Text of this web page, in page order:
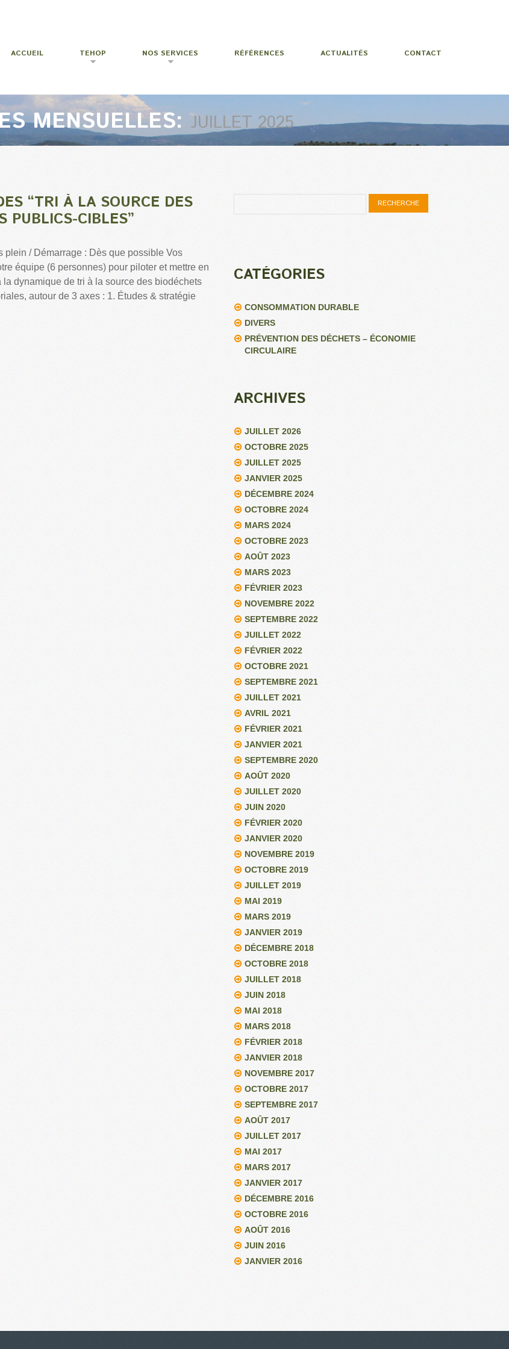
ACCUEIL TEHOP NOS SERVICES RÉFÉRENCES ACTUALITÉS CONTACT
MENSUELLES: JUILLET 2025
“TRI À LA SOURCE DES
PUBLICS-CIBLES”
plein / Démarrage : Dès que possible Vos
équipe (6 personnes) pour piloter et mettre en
dynamique de tri à la source des biodéchets
autour de 3 axes : 1. Études & stratégie
CATÉGORIES
CONSOMMATION DURABLE
DIVERS
PRÉVENTION DES DÉCHETS – ÉCONOMIE
CIRCULAIRE
ARCHIVES
JUILLET 2026
OCTOBRE 2025
JUILLET 2025
JANVIER 2025
DÉCEMBRE 2024
OCTOBRE 2024
MARS 2024
OCTOBRE 2023
AOÛT 2023
MARS 2023
FÉVRIER 2023
NOVEMBRE 2022
SEPTEMBRE 2022
JUILLET 2022
FÉVRIER 2022
OCTOBRE 2021
SEPTEMBRE 2021
JUILLET 2021
AVRIL 2021
FÉVRIER 2021
JANVIER 2021
SEPTEMBRE 2020
AOÛT 2020
JUILLET 2020
JUIN 2020
FÉVRIER 2020
JANVIER 2020
NOVEMBRE 2019
OCTOBRE 2019
JUILLET 2019
MAI 2019
MARS 2019
JANVIER 2019
DÉCEMBRE 2018
OCTOBRE 2018
JUILLET 2018
JUIN 2018
MAI 2018
MARS 2018
FÉVRIER 2018
JANVIER 2018
NOVEMBRE 2017
OCTOBRE 2017
SEPTEMBRE 2017
AOÛT 2017
JUILLET 2017
MAI 2017
MARS 2017
JANVIER 2017
DÉCEMBRE 2016
OCTOBRE 2016
AOÛT 2016
JUIN 2016
JANVIER 2016